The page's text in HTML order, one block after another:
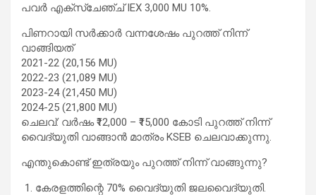
പവർ എക്സ്ചേഞ്ച് IEX 3,000 MU 10%.
പിണറായി സർക്കാർ വന്നശേഷം പുറത്ത് നിന്ന്
വാങ്ങിയത്
2021-22 (20,156 MU)
2022-23 (21,089 MU)
2023-24 (21,450 MU)
2024-25 (21,800 MU)
ചെലവ്: വർഷം ₹12,000 – ₹15,000 കോടി പുറത്ത് നിന്ന്
വൈദ്യുതി വാങ്ങാൻ മാത്രം KSEB ചെലവാക്കുന്നു.
എന്തുകൊണ്ട് ഇത്രയും പുറത്ത് നിന്ന് വാങ്ങുന്നു?
കേരളത്തിന്റെ 70% വൈദ്യുതി ജലവൈദ്യുതി.